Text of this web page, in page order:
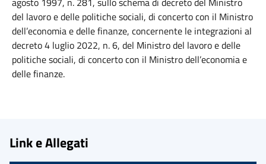
del lavoro e delle politiche sociali, di concerto con il Ministro
dell’economia e delle finanze, concernente le integrazioni al
decreto 4 luglio 2022, n. 6, del Ministro del lavoro e delle
politiche sociali, di concerto con il Ministro dell’economia e
delle finanze.
Link e Allegati